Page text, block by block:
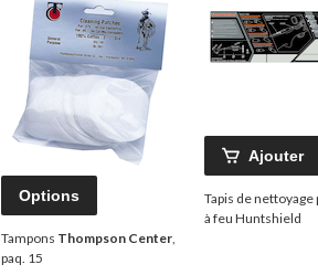
Options
Tampons Thompson Center
paq. 15
Ajouter
Tapis de
à feu Huntshield